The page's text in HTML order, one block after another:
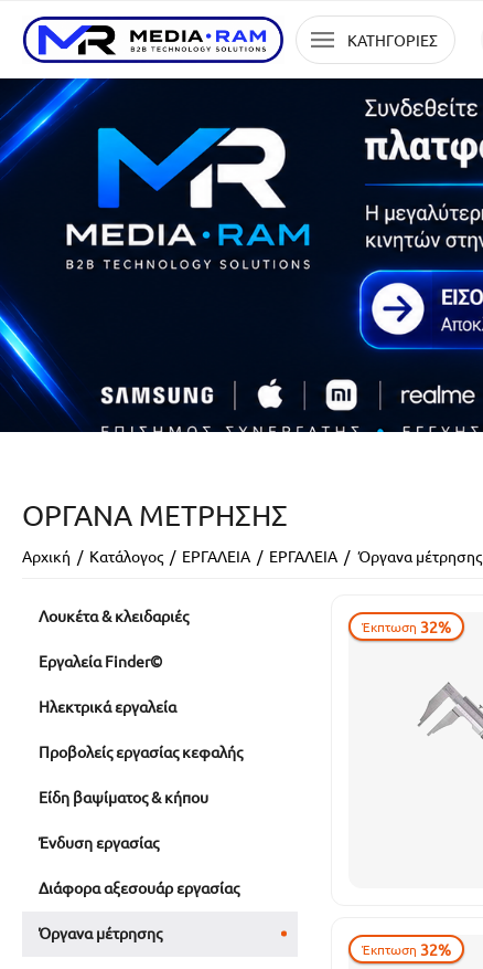
ΚΑΤΗΓΟΡΙΕΣ
ΌΡΓΑΝΑ ΜΈΤΡΗΣΗΣ
Αρχική / Κατάλογος / ΕΡΓΑΛΕΙΑ / ΕΡΓΑΛΕΙΑ / Όργανα μέτρησης
Έκπτωση 32%
Έκπτωση 32%
Λουκέτα & κλειδαριές
Εργαλεία Finder©
Ηλεκτρικά εργαλεία
Προβολείς εργασίας κεφαλής
Είδη βαψίματος & κήπου
Ένδυση εργασίας
Διάφορα αξεσουάρ εργασίας
Όργανα μέτρησης